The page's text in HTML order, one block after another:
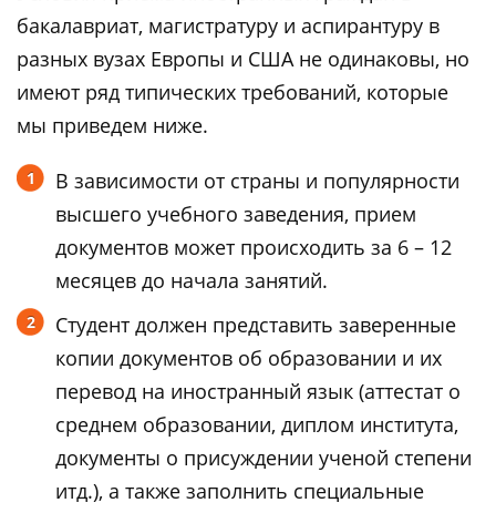
бакалавриат, магистратуру и аспирантуру в
разных вузах Европы и США не одинаковы, но
имеют ряд типических требований, которые
мы приведем ниже.
В зависимости от страны и популярности
высшего учебного заведения, прием
документов может происходить за 6 – 12
месяцев до начала занятий.
Студент должен представить заверенные
копии документов об образовании и их
перевод на иностранный язык (аттестат о
среднем образовании, диплом института,
документы о присуждении ученой степени
итд.), а также заполнить специальные